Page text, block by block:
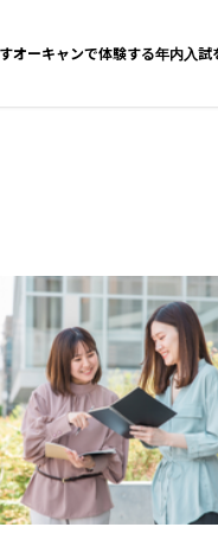
オーキャンで体験する年内入試